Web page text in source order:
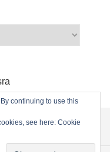
continuing to use this
see here: Cookie